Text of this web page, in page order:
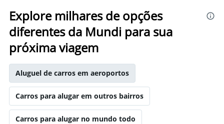
Explore milhares de opções
diferentes da Mundi para sua
próxima viagem
Aluguel de carros em aeroportos
Carros para alugar em outros bairros
Carros para alugar no mundo todo